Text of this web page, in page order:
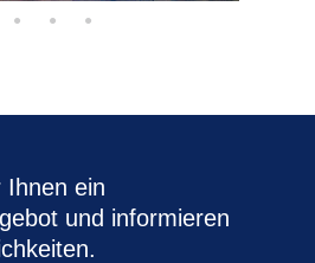
Ihnen ein
und informieren